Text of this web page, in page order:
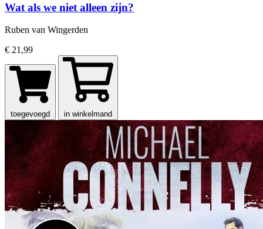
Wat als we niet alleen zijn?
Ruben van Wingerden
€ 21,99
toegevoegd in winkelmand